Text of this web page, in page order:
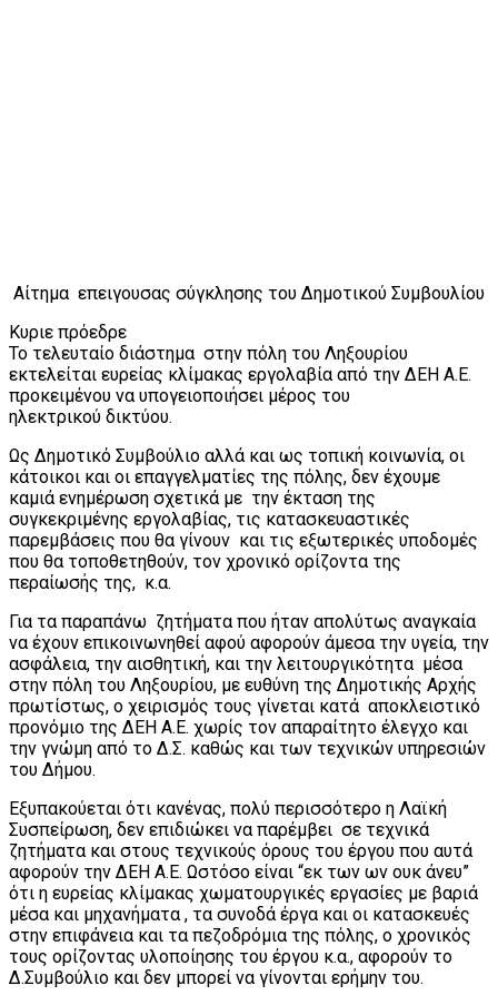
Αίτημα επειγουσας σύγκλησης του Δημοτικού Συμβουλίου
Κυριε πρόεδρε
Το τελευταίο διάστημα στην πόλη του Ληξουρίου
εκτελείται ευρείας κλίμακας εργολαβία από την ΔΕΗ Α.Ε.
προκειμένου να υπογειοποιήσει μέρος του
ηλεκτρικού δικτύου.
Ως Δημοτικό Συμβούλιο αλλά και ως τοπική κοινωνία, οι
κάτοικοι και οι επαγγελματίες της πόλης, δεν έχουμε
καμιά ενημέρωση σχετικά με την έκταση της
συγκεκριμένης εργολαβίας, τις κατασκευαστικές
παρεμβάσεις που θα γίνουν και τις εξωτερικές υποδομές
που θα τοποθετηθούν, τον χρονικό ορίζοντα της
περαίωσής της, κ.α.
Για τα παραπάνω ζητήματα που ήταν απολύτως αναγκαία
να έχουν επικοινωνηθεί αφού αφορούν άμεσα την υγεία, την
ασφάλεια, την αισθητική, και την λειτουργικότητα μέσα
στην πόλη του Ληξουρίου, με ευθύνη της Δημοτικής Αρχής
πρωτίστως, ο χειρισμός τους γίνεται κατά αποκλειστικό
προνόμιο της ΔΕΗ Α.Ε. χωρίς τον απαραίτητο έλεγχο και
την γνώμη από το Δ.Σ. καθώς και των τεχνικών υπηρεσιών
του Δήμου.
Εξυπακούεται ότι κανένας, πολύ περισσότερο η Λαϊκή
Συσπείρωση, δεν επιδιώκει να παρέμβει σε τεχνικά
ζητήματα και στους τεχνικούς όρους του έργου που αυτά
αφορούν την ΔΕΗ Α.Ε. Ωστόσο είναι “εκ των ων ουκ άνευ”
ότι η ευρείας κλίμακας χωματουργικές εργασίες με βαριά
μέσα και μηχανήματα , τα συνοδά έργα και οι κατασκευές
στην επιφάνεια και τα πεζοδρόμια της πόλης, ο χρονικός
τους ορίζοντας υλοποίησης του έργου κ.α., αφορούν το
Δ.Συμβούλιο και δεν μπορεί να γίνονται ερήμην του.